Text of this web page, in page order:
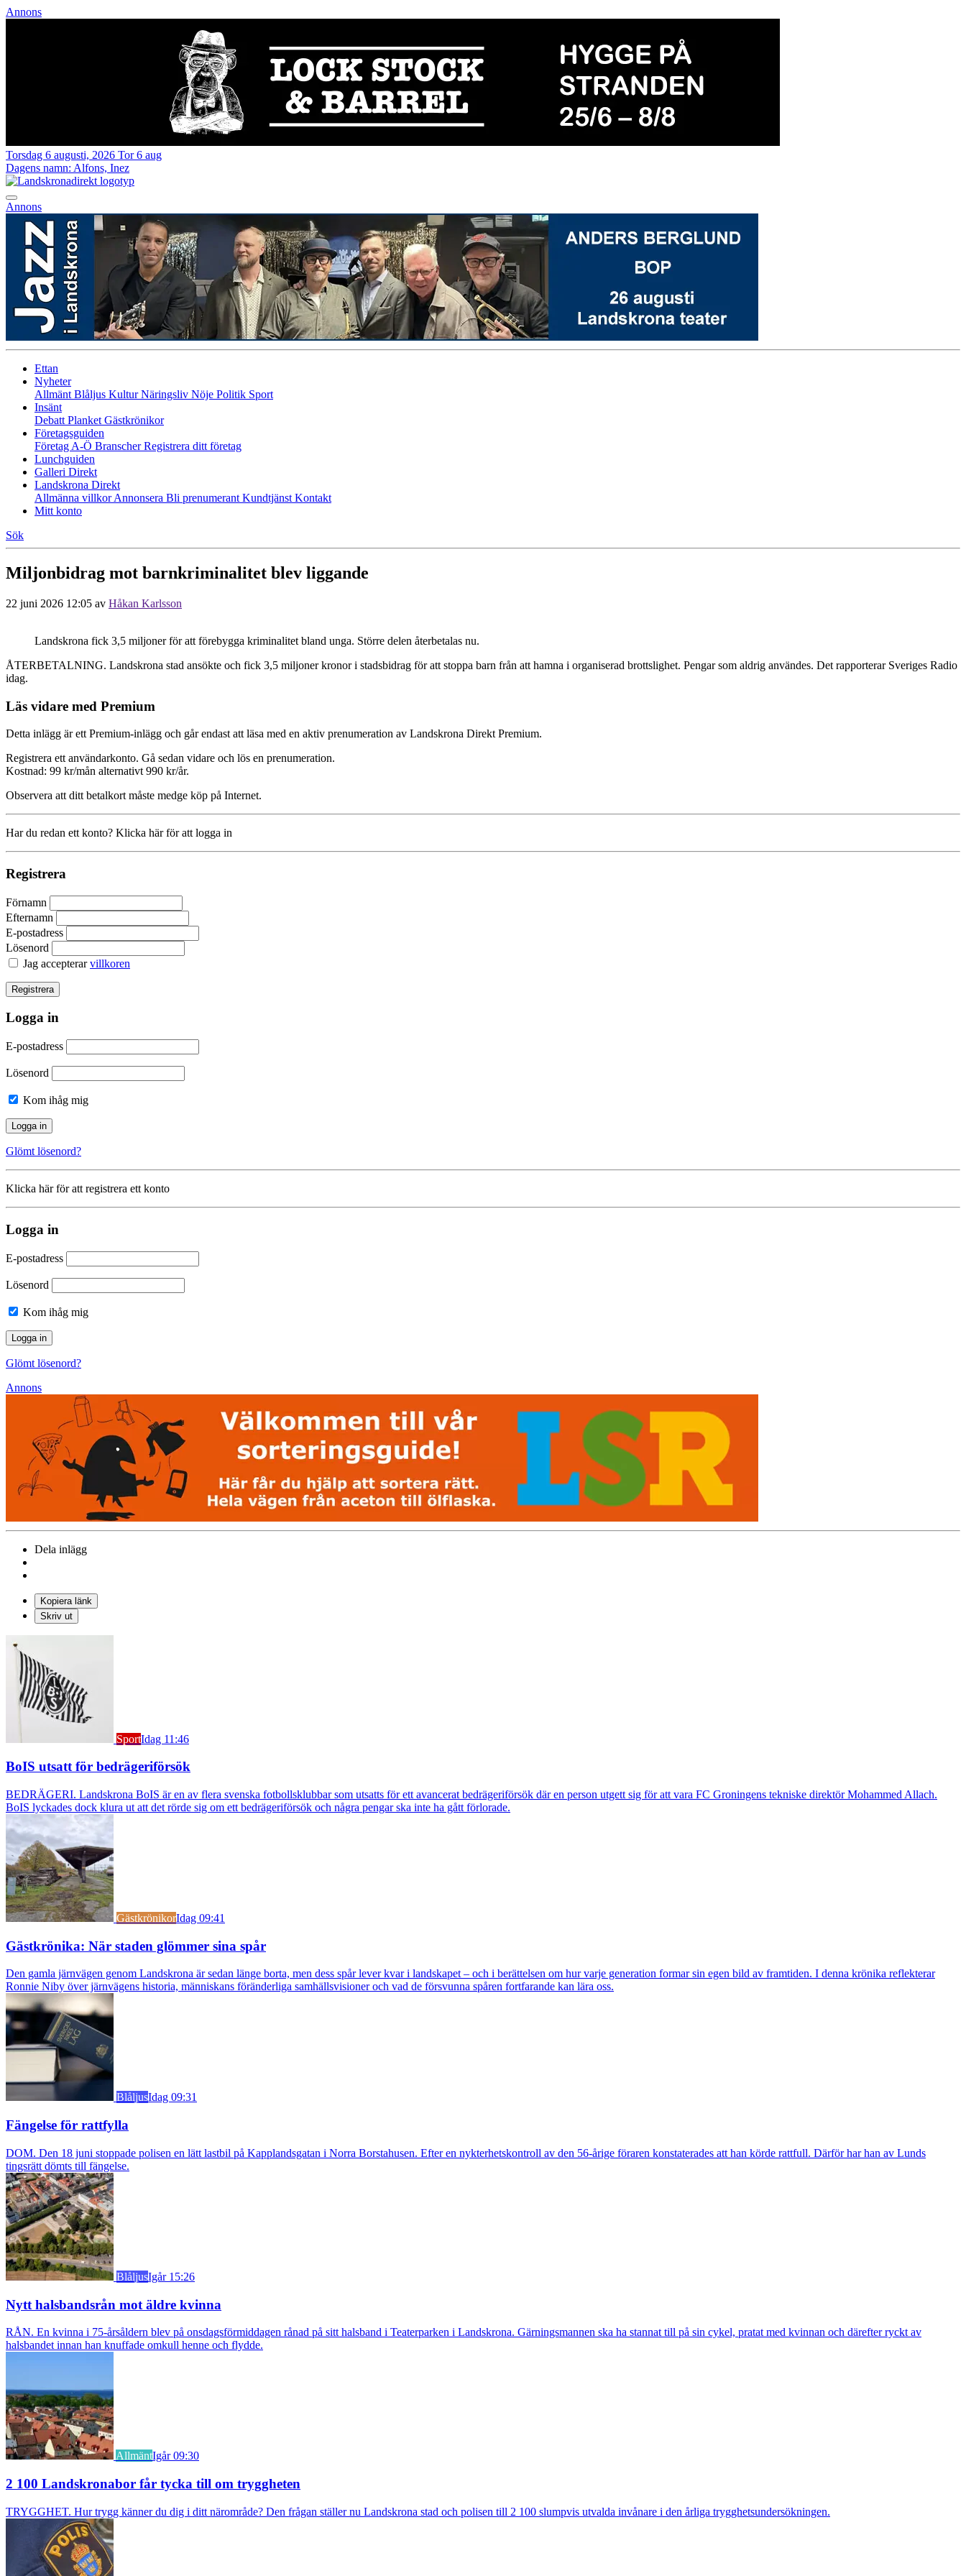
Annons
Torsdag 6 augusti, 2026 Tor 6 aug
Dagens namn: Alfons, Inez
Annons
Ettan
Nyheter
Allmänt Blåljus KulturNäringsliv Nöje Politik Sport
Insänt
Debatt Planket Gästkrönikor
Företagsguiden
Företag A-Ö BranscherRegistrera ditt företag
Lunchguiden
Galleri Direkt
Landskrona Direkt
Allmänna villkorAnnonsera Bli prenumerant Kundtjänst Kontakt
Mitt konto
Sök
Miljonbidrag mot barnkriminalitet blev liggande
22 juni 2026 12:05 av Håkan Karlsson
Landskrona fick 3,5 miljoner för att förebygga kriminalitet bland unga. Större delen återbetalas nu.
ÅTERBETALNING. Landskrona stad ansökte och fick 3,5 miljoner kronor i stadsbidrag för att stoppa barn från att hamna i organiserad brottslighet. Pengar som aldrig användes. Det rapporterar Sveriges Radio
idag.
Läs vidare med Premium
Detta inlägg är ett Premium-inlägg och går endast att läsa med en aktiv prenumeration av Landskrona Direkt Premium.
Registrera ett användarkonto. Gå sedan vidare och lös en prenumeration.
Kostnad: 99 kr/mån alternativt 990 kr/år.
Observera att ditt betalkort måste medge köp på Internet.
Har du redan ett konto? Klicka här för att logga in
Registrera
Förnamn
Efternamn
E-postadress
Lösenord
Jag accepterarvillkoren
Logga in
E-postadress
Lösenord
Kom ihåg mig
Glömt lösenord?
Klicka här för att registrera ett konto
Logga in
E-postadress
Lösenord
Kom ihåg mig
Glömt lösenord?
Annons
Dela inlägg
Kopiera länk
Skriv ut
SportIdag 11:46
BoIS utsatt för bedrägeriförsök
BEDRÄGERI. Landskrona BoIS är en av flera svenska fotbollsklubbar som utsatts för ett avancerat bedrägeriförsök där en person utgett sig för att vara FC Groningens tekniske direktör Mohammed Allach.
BoIS lyckades dock klura ut att det rörde sig om ett bedrägeriförsök och några pengar ska inte ha gått förlorade.
GästkrönikorIdag 09:41
Gästkrönika: När staden glömmer sina spår
Den gamla järnvägen genom Landskrona är sedan länge borta, men dess spår lever kvar i landskapet – och i berättelsen om hur varje generation formar sin egen bild av framtiden. I denna krönika reflekterar
Ronnie Niby över järnvägens historia, människans föränderliga samhällsvisioner och vad de försvunna spåren fortfarande kan lära oss.
BlåljusIdag 09:31
Fängelse för rattfylla
DOM. Den 18 juni stoppade polisen en lätt lastbil på Kapplandsgatan i Norra Borstahusen. Efter en nykterhetskontroll av den 56-årige föraren konstaterades att han körde rattfull. Därför har han av Lunds
tingsrätt dömts till fängelse.
BlåljusIgår 15:26
Nytt halsbandsrån mot äldre kvinna
RÅN. En kvinna i 75-årsåldern blev på onsdagsförmiddagen rånad på sitt halsband i Teaterparken i Landskrona. Gärningsmannen ska ha stannat till på sin cykel, pratat med kvinnan och därefter ryckt av
halsbandet innan han knuffade omkull henne och flydde.
AllmäntIgår 09:30
2 100 Landskronabor får tycka till om tryggheten
TRYGGHET. Hur trygg känner du dig i ditt närområde? Den frågan ställer nu Landskrona stad och polisen till 2 100 slumpvis utvalda invånare i den årliga trygghetsundersökningen.